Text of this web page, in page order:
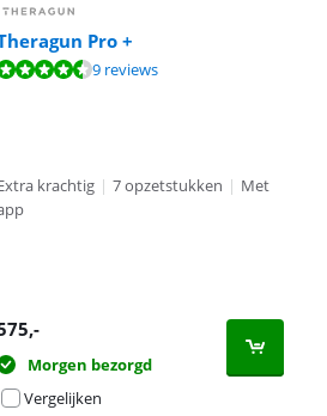
Pro +
gebaseerd op 9 reviews.
9 reviews
krachtig | 7 opzetstukken | Met
,-
Morgen bezorgd
Vergelijken